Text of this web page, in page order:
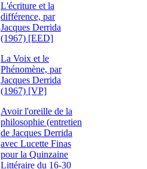
L'écriture et la
différence, par
Jacques Derrida
(1967) [EED]
La Voix et le
Phénomène, par
Jacques Derrida
(1967) [VP]
Avoir l'oreille de la
philosophie (entretien
de Jacques Derrida
avec Lucette Finas
pour la Quinzaine
Littéraire du 16-30